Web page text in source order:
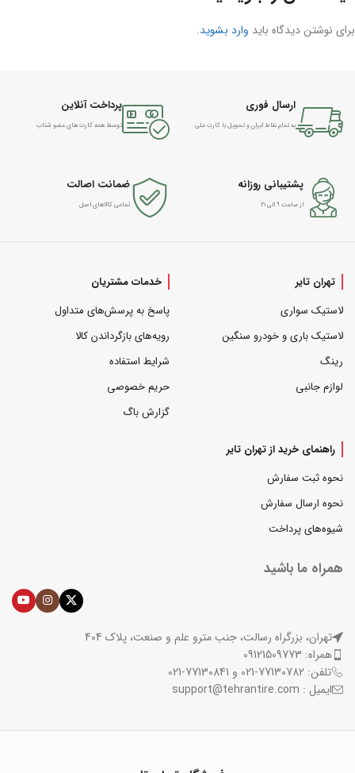
برای نوشتن دیدگاه باید وارد بشوید.
ارسال فوری
به تمام نقاط ایران و تحویل با کارت ملی
پرداخت آنلاین
توسط همه کارت های عضو شتاب
پشتیبانی روزانه
از ساعت ۹ الی ۲۱
ضمانت اصالت
تمامی کالاهای اصل
تهران تایر
لاستیک سواری
لاستیک باری و خودرو سنگین
رینگ
لوازم جانبی
خدمات مشتریان
پاسخ به پرسش‌های متداول
رویه‌های بازگرداندن کالا
شرایط استفاده
حریم خصوصی
گزارش باگ
راهنمای خرید از تهران تایر
نحوه ثبت سفارش
نحوه ارسال سفارش
شیوه‌های پرداخت
همراه ما باشید
تهران، بزرگراه رسالت، جنب مترو علم و صنعت، پلاک 404
همراه: 09121509773
تلفن: 77130782-021 و 77130841-021
ایمیل : support@tehrantire.com